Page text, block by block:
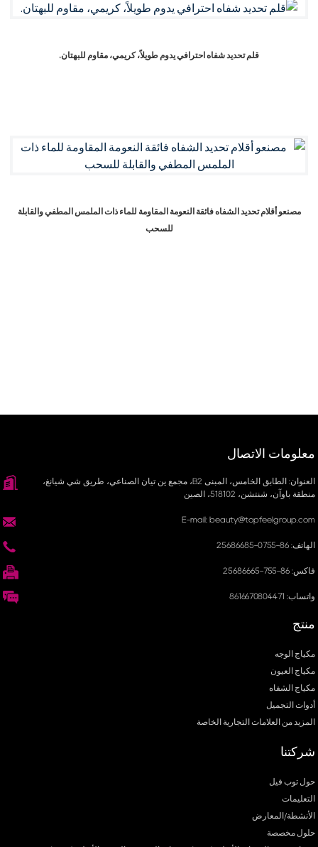
قلم تحديد شفاه احترافي يدوم طويلاً، كريمي، مقاوم للبهتان.
مصنعو أقلام تحديد الشفاه فائقة النعومة المقاومة للماء ذات الملمس المطفي والقابلة
للسحب
معلومات الاتصال
العنوان: الطابق الخامس، المبنى B2، مجمع ين تيان الصناعي، طريق شي شيانغ،
منطقة باوآن، شنتشن، 518102، الصين
E-mail: beauty@topfeelgroup.com
الهاتف: 86-0755-25686685
فاكس: 86-755-25686665
واتساب: 8616670804471
منتج
مكياج الوجه
مكياج العيون
مكياج الشفاه
أدوات التجميل
المزيد من العلامات التجارية الخاصة
شركتنا
حول توب فيل
التعليمات
الأنشطة/المعارض
حلول مخصصة